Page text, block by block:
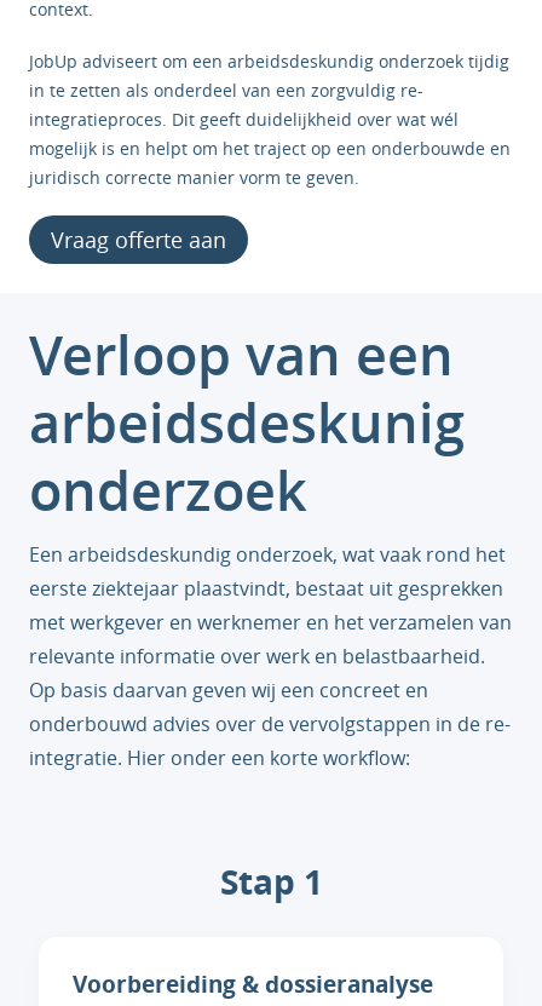
context.
JobUp adviseert om een arbeidsdeskundig onderzoek tijdig
in te zetten als onderdeel van een zorgvuldig re-
integratieproces. Dit geeft duidelijkheid over wat wél
mogelijk is en helpt om het traject op een onderbouwde en
juridisch correcte manier vorm te geven.
Vraag offerte aan
Verloop van een
arbeidsdeskunig
onderzoek
Een arbeidsdeskundig onderzoek, wat vaak rond het
eerste ziektejaar plaastvindt, bestaat uit gesprekken
met werkgever en werknemer en het verzamelen van
relevante informatie over werk en belastbaarheid.
Op basis daarvan geven wij een concreet en
onderbouwd advies over de vervolgstappen in de re-
integratie. Hier onder een korte workflow:
Stap 1
Voorbereiding & dossieranalyse